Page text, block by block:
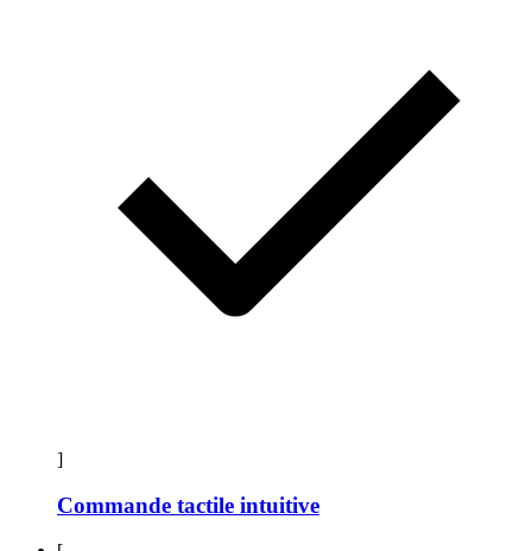
]
Commande tactile intuitive